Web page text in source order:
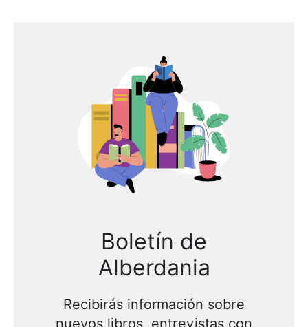
Boletín de
Alberdania
Recibirás información sobre
nuevos libros, entrevistas con